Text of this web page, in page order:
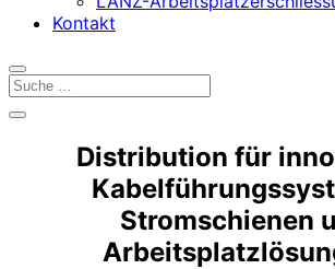
Kontakt
Distribution für
Stromschienen